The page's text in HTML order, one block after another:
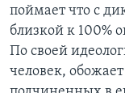
поймает что с
близкой к 100%
По своей
человек,